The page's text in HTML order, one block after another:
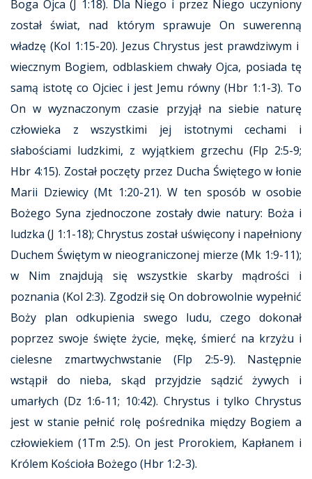
Boga Ojca (J 1:18). Dla Niego i przez Niego uczyniony
został świat, nad którym sprawuje On suwerenną
władzę (Kol 1:15-20). Jezus Chrystus jest prawdziwym i
wiecznym Bogiem, odblaskiem chwały Ojca, posiada tę
samą istotę co Ojciec i jest Jemu równy (Hbr 1:1-3). To
On w wyznaczonym czasie przyjął na siebie naturę
człowieka z wszystkimi jej istotnymi cechami i
słabościami ludzkimi, z wyjątkiem grzechu (Flp 2:5-9;
Hbr 4:15). Został poczęty przez Ducha Świętego w łonie
Marii Dziewicy (Mt 1:20-21). W ten sposób w osobie
Bożego Syna zjednoczone zostały dwie natury: Boża i
ludzka (J 1:1-18); Chrystus został uświęcony i napełniony
Duchem Świętym w nieograniczonej mierze (Mk 1:9-11);
w Nim znajdują się wszystkie skarby mądrości i
poznania (Kol 2:3). Zgodził się On dobrowolnie wypełnić
Boży plan odkupienia swego ludu, czego dokonał
poprzez swoje święte życie, mękę, śmierć na krzyżu i
cielesne zmartwychwstanie (Flp 2:5-9). Następnie
wstąpił do nieba, skąd przyjdzie sądzić żywych i
umarłych (Dz 1:6-11; 10:42). Chrystus i tylko Chrystus
jest w stanie pełnić rolę pośrednika między Bogiem a
człowiekiem (1Tm 2:5). On jest Prorokiem, Kapłanem i
Królem Kościoła Bożego (Hbr 1:2-3).